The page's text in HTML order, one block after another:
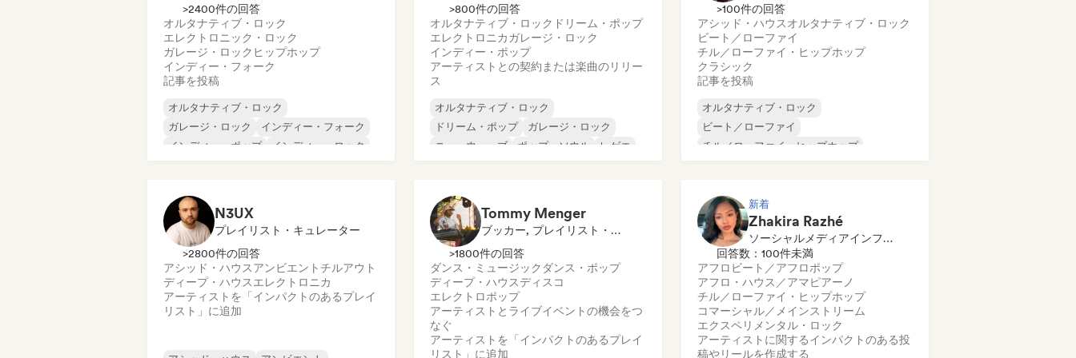
>2400件の回答
オルタナティブ・ロック
エレクトロニック・ロック
ガレージ・ロック ヒップホップ
インディー・フォーク
記事を投稿
オルタナティブ・ロック
ガレージ・ロック
インディー・フォーク
インディー・ポップ
インディー・ロック
>800件の回答
オルタナティブ・ロック ドリーム・ポップ
エレクトロニカガレージ・ロック
インディー・ポップ
アーティストとの契約または楽曲のリリー
ス
オルタナティブ・ロック
ドリーム・ポップ
ガレージ・ロック
ニューウェーブ
ポップ・ソウル
レゲエ
>100件の回答
アシッド・ハウスオルタナティブ・ロック
ビート／ローファイ
チル／ローファイ・ヒップホップ
クラシック
記事を投稿
オルタナティブ・ロック
ビート／ローファイ
チル／ローファイ・ヒップホップ
ドリーム・ポップ
N3UX
プレイリスト・キュレーター
>2800件の回答
アシッド・ハウスアンビエント チルアウト
ディープ・ハウスエレクトロニカ
アーティストを「インパクトのあるプレイ
リスト」に追加
Tommy Menger
ブッカー, プレイリスト・キュレーター
>1800件の回答
ダンス・ミュージック ダンス・ポップ
ディープ・ハウスディスコ
エレクトロポップ
アーティストとライブイベントの機会をつ
なぐ
アーティストを「インパクトのあるプレイ
リスト」に追加
新着
Zhakira Razhé
ソーシャルメディアインフルエンサー
回答数：100件未満
アフロビート／アフロポップ
アフロ・ハウス／アマピアーノ
チル／ローファイ・ヒップホップ
コマーシャル／メインストリーム
エクスペリメンタル・ロック
アーティストに関するインパクトのある投
稿やリールを作成する